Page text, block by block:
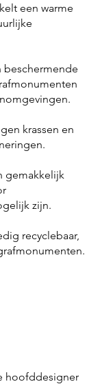
een warme
beschermende
krassen en
gemakkelijk
zijn.
recyclebaar,
hoofddesigner